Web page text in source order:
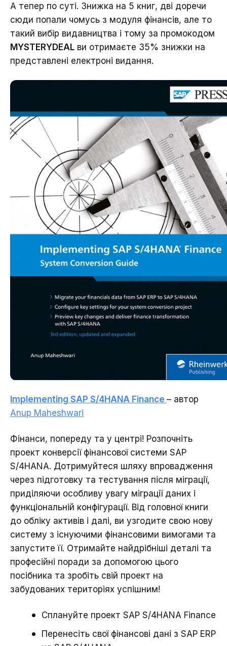
А тепер по суті. Знижка на 5 книг, дві доречи
сюди попали чомусь з модуля фінансів, але то
такий вибір видавництва і тому за промокодом
MYSTERYDEAL ви отримаєте 35% знижки на
представлені електроні видання.
Implementing SAP S/4HANA Finance – автор
Anup Maheshwari
Фінанси, попереду та у центрі! Розпочніть
проект конверсії фінансової системи SAP
S/4HANA. Дотримуйтеся шляху впровадження
через підготовку та тестування після міграції,
приділяючи особливу увагу міграції даних і
функціональній конфігурації. Від головної книги
до обліку активів і далі, ви узгодите свою нову
систему з існуючими фінансовими вимогами та
запустите її. Отримайте найдрібніші деталі та
професійні поради за допомогою цього
посібника та зробіть свій проект на
забудованих територіях успішним!
Сплануйте проект SAP S/4HANA Finance
Перенесіть свої фінансові дані з SAP ERP